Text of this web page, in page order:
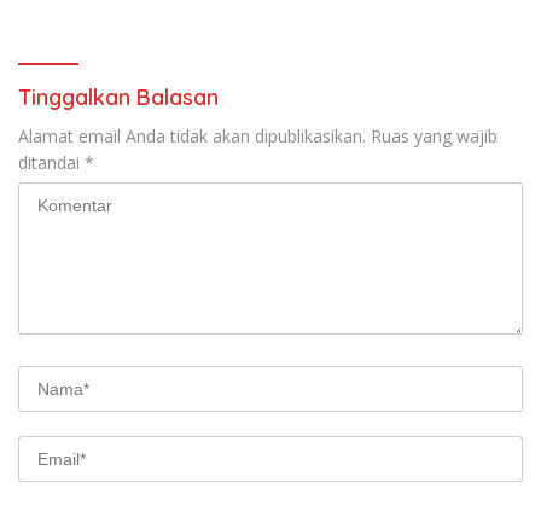
Tinggalkan Balasan
Alamat email Anda tidak akan dipublikasikan. Ruas yang wajib
ditandai *